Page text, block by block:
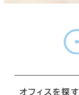
オフィスを探す